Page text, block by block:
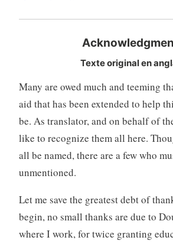
Texte original en
Many are owed much and teeming
aid that has been extended to help
be. As translator, and on behalf of
like to recognize them all here.
all be named, there are a few who
unmentioned.
Let me save the greatest debt of
begin, no small thanks are due to
where I work, for twice granting